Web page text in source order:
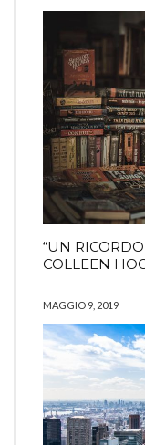
“UN
COLLEEN
MAGGIO 9, 2019